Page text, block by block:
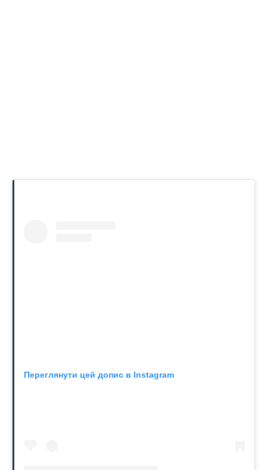
Переглянути цей допис в Instagram